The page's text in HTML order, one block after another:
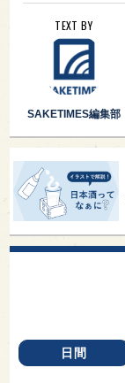
TEXT BY
SAKETIMES編集部
日間